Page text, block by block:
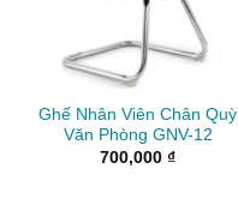
Ghế Nhân Viên Chân Quỳ
Văn Phòng GNV-12
700,000 ₫